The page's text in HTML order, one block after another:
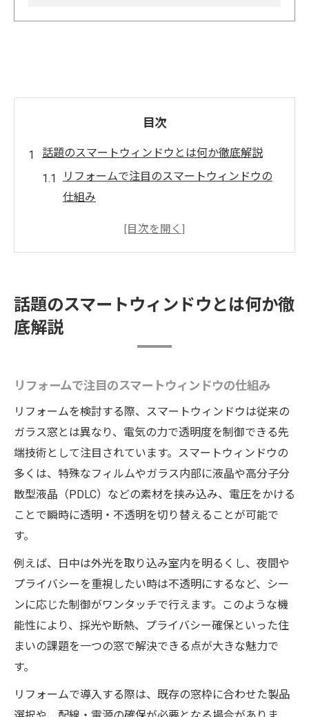
目次
話題のスマートウィンドウとは何か徹底解説
リフォームで注目のスマートウィンドウの
仕組み
瞬間調光ガラスとスマートガラスの違いを
瞬間調光フィルムの特徴とリフォーム活用
法
リフォームで快適性高まる最新窓の魅力
ウの快適性
調光ガラスがもたらす暮らしの質向上をリ
フォームで実現
リフォームとスマートガラスフィルムの最
適な組み合わせ
デザイン性と断熱性を重視したリフォーム
の窓選び
スマートウィンドウ導入費用の相場を知る
リフォームにおけるスマートウィンドウの
瞬間調光フィルムとガラスの価格比較ポイ
ント
話題のスマートウィンドウとは何か徹
底解説
リフォームで注目のスマートウィンドウの仕組み
リフォームを検討する際、スマートウィンドウは従来の
ガラス窓とは異なり、電気の力で透明度を制御できる先
端技術として注目されています。スマートウィンドウの
多くは、特殊なフィルムやガラス内部に液晶や高分子分
散型液晶（PDLC）などの素材を挟み込み、電圧をかける
ことで瞬時に透明・不透明を切り替えることが可能で
す。
例えば、日中は外光を取り込み室内を明るくし、夜間や
プライバシーを重視したい時は不透明にするなど、シー
ンに応じた制御がワンタッチで行えます。このような機
能性により、採光や断熱、プライバシー確保といった住
まいの課題を一つの窓で解決できる点が大きな魅力で
す。
リフォームで導入する際は、既存の窓枠に合わせた製品